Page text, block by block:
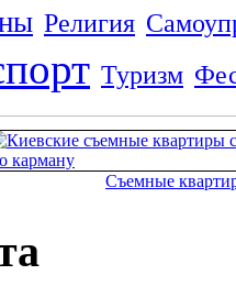
Религия
Туризм
Съемные